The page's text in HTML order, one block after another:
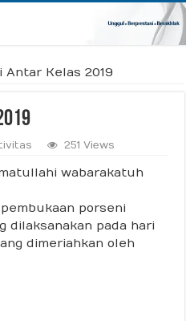
Antar Kelas 2019
251 Views
wabarakatuh
porseni
dilaksanakan pada hari
dimeriahkan oleh